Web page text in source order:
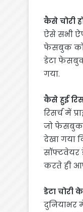
कैसे चोरी
ऐसे सभी
फेसबुक को
डेटा
गया.
कैसे हुई
रिसर्च में
जो फेसबुक
देखा गया
सॉफ्टवेयर
करते ही
डेटा चोरी
दुनियाभर